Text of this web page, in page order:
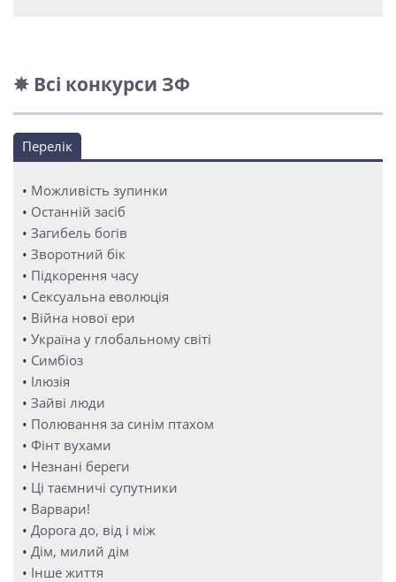
✵ Всі конкурси ЗФ
Перелік
• Можливість зупинки
• Останній засіб
• Загибель богів
• Зворотний бік
• Підкорення часу
• Сексуальна еволюція
• Війна нової ери
• Україна у глобальному світі
• Симбіоз
• Ілюзія
• Зайві люди
• Полювання за синім птахом
• Фінт вухами
• Незнані береги
• Ці таємничі супутники
• Варвари!
• Дорога до, від і між
• Дім, милий дім
• Інше життя